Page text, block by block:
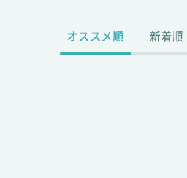
オススメ順 新着順